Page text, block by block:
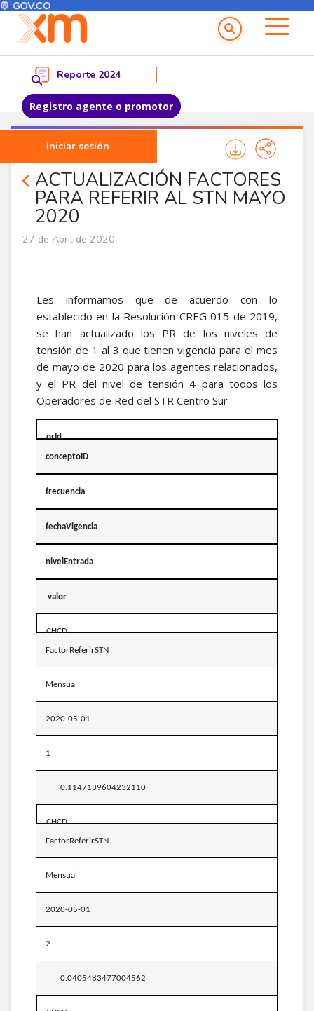
Pasar al contenido principal
Menú del Usuario
Reporte 2024
Registro agente o promotor
Iniciar sesión
Menu principal
ACTUALIZACIÓN FACTORES
PARA REFERIR AL STN MAYO
2020
Noticias Agentes
27 de Abril de 2020
Les informamos que de acuerdo con lo
establecido en la Resolución CREG 015 de 2019,
se han actualizado los PR de los niveles de
tensión de 1 al 3 que tienen vigencia para el mes
de mayo de 2020 para los agentes relacionados,
y el PR del nivel de tensión 4 para todos los
Operadores de Red del STR Centro Sur
orId
conceptoID
frecuencia
fechaVigencia
nivelEntrada
valor
CHCD
FactorReferirSTN
Mensual
2020-05-01
1
0.1147139604232110
CHCD
FactorReferirSTN
Mensual
2020-05-01
2
0.0405483477004562